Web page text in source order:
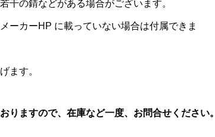
干の錆などがある場合がございます。
ーカーHP に載っていない場合は付属できま
ます。
りますので、在庫など一度、お問合せください。